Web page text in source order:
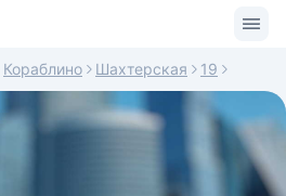
Кораблино Шахтерская 19